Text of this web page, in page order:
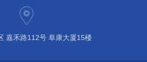
嘉禾路112号 阜康大厦15楼